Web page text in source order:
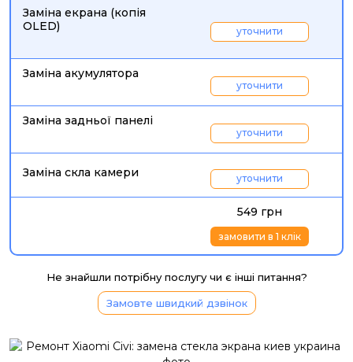
Заміна екрана (копія
OLED)
уточнити
Заміна акумулятора
уточнити
Заміна задньої панелі
уточнити
Заміна скла камери уточнити
549 грн
замовити в 1 клік
Не знайшли потрібну послугу чи є інші питання?
Замовте швидкий дзвінок